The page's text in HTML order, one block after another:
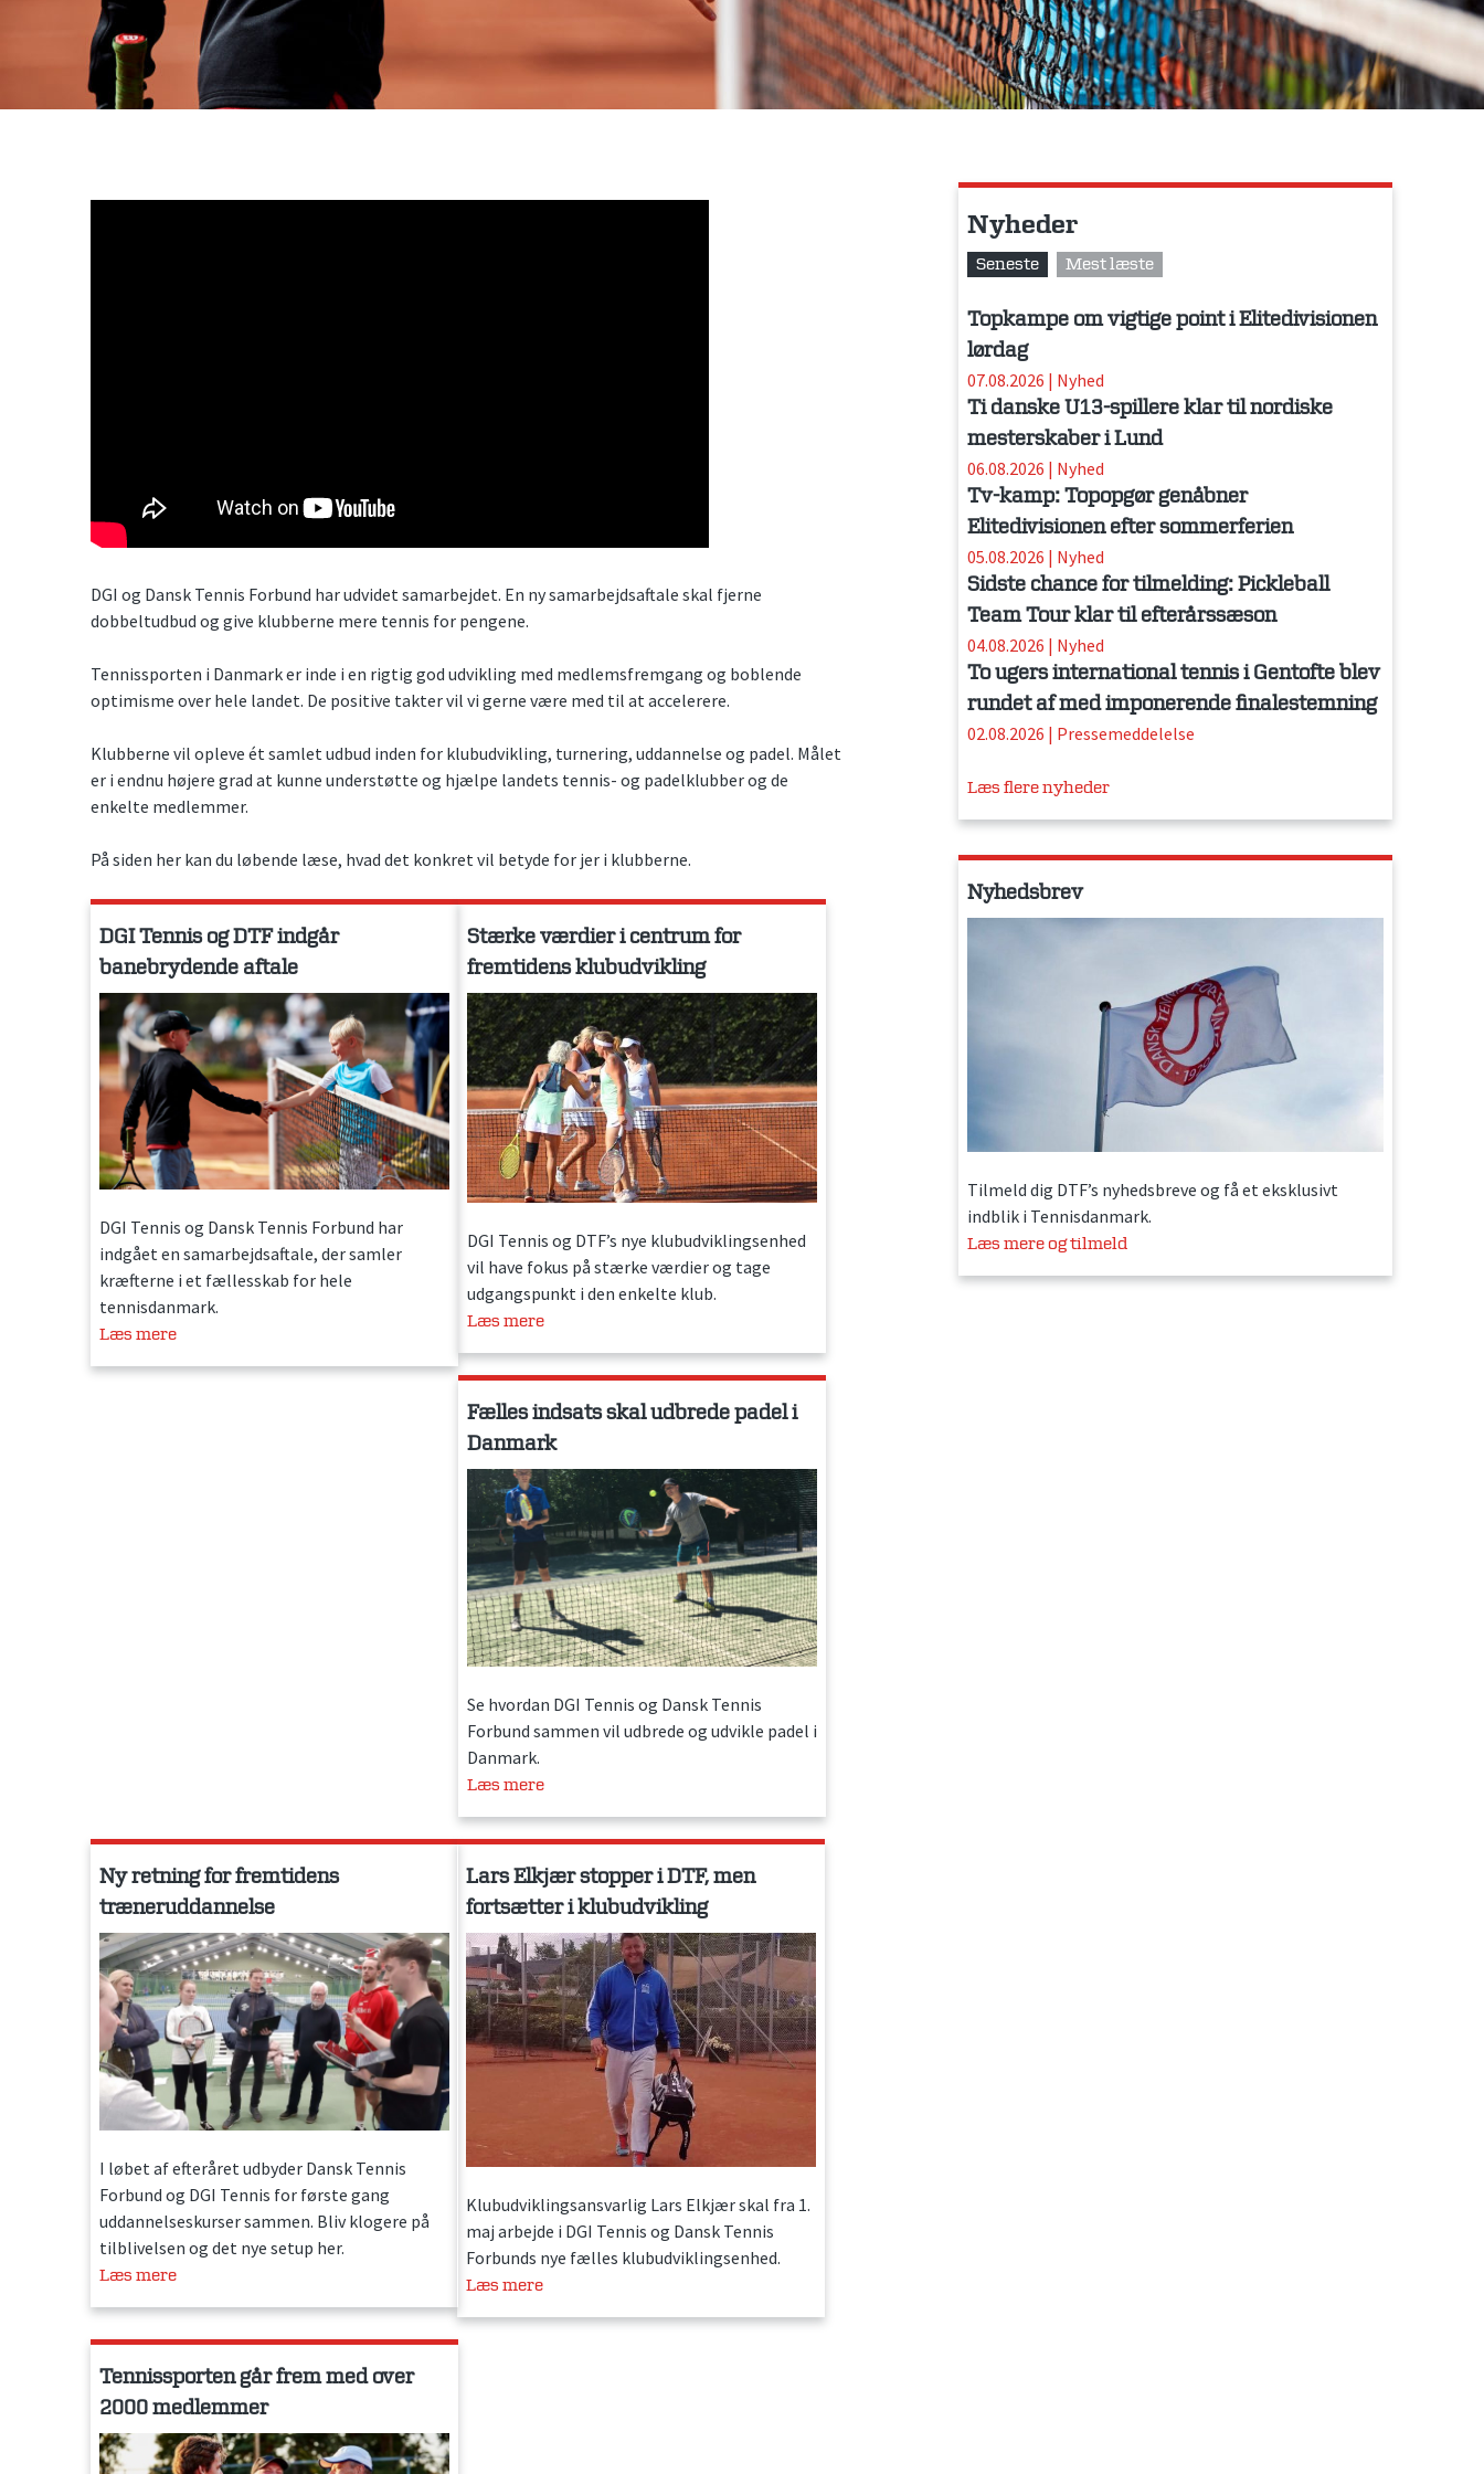
DGI og Dansk Tennis Forbund har udvidet samarbejdet. En ny samarbejdsaftale skal fjerne
dobbeltudbud og give klubberne mere tennis for pengene.
Tennissporten i Danmark er inde i en rigtig god udvikling med medlemsfremgang og boblende
optimisme over hele landet. De positive takter vil vi gerne være med til at accelerere.
Klubberne vil opleve ét samlet udbud inden for klubudvikling, turnering, uddannelse og padel. Målet
er i endnu højere grad at kunne understøtte og hjælpe landets tennis- og padelklubber og de
enkelte medlemmer.
På siden her kan du løbende læse, hvad det konkret vil betyde for jer i klubberne.
DGI Tennis og DTF indgår
banebrydende aftale
DGI Tennis og Dansk Tennis Forbund har
indgået en samarbejdsaftale, der samler
kræfterne i et fællesskab for hele
tennisdanmark.
Læs mere
Stærke værdier i centrum for
fremtidens klubudvikling
DGI Tennis og DTF’s nye klubudviklingsenhed
vil have fokus på stærke værdier og tage
udgangspunkt i den enkelte klub.
Læs mere
Fælles indsats skal udbrede padel i
Danmark
Se hvordan DGI Tennis og Dansk Tennis
Forbund sammen vil udbrede og udvikle padel i
Danmark.
Læs mere
Ny retning for fremtidens
træneruddannelse
I løbet af efteråret udbyder Dansk Tennis
Forbund og DGI Tennis for første gang
uddannelseskurser sammen. Bliv klogere på
tilblivelsen og det nye setup her.
Læs mere
Lars Elkjær stopper i DTF, men
fortsætter i klubudvikling
Klubudviklingsansvarlig Lars Elkjær skal fra 1.
maj arbejde i DGI Tennis og Dansk Tennis
Forbunds nye fælles klubudviklingsenhed.
Læs mere
Tennissporten går frem med over
2000 medlemmer
Nyheder
Seneste Mest læste
Topkampe om vigtige point i Elitedivisionen
lørdag
07.08.2026 | Nyhed
Ti danske U13-spillere klar til nordiske
mesterskaber i Lund
06.08.2026 | Nyhed
Tv-kamp: Topopgør genåbner
Elitedivisionen efter sommerferien
05.08.2026 | Nyhed
Sidste chance for tilmelding: Pickleball
Team Tour klar til efterårssæson
04.08.2026 | Nyhed
To ugers international tennis i Gentofte blev
rundet af med imponerende finalestemning
02.08.2026 | Pressemeddelelse
Læs flere nyheder
Nyhedsbrev
Tilmeld dig DTF’s nyhedsbreve og få et eksklusivt
indblik i Tennisdanmark.
Læs mere og tilmeld